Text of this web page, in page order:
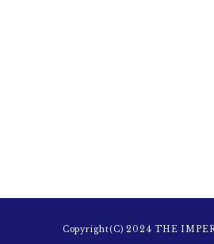
Copyright(C) 2024 THE